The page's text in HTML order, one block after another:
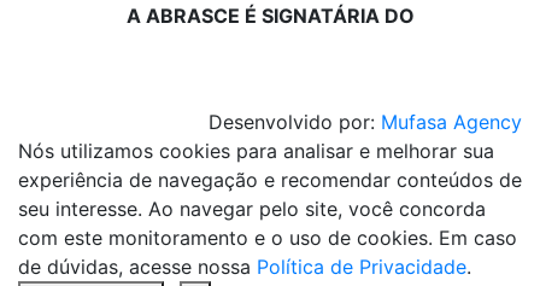
A ABRASCE É SIGNATÁRIA DO
Desenvolvido por: Mufasa Agency
Nós utilizamos cookies para analisar e melhorar sua
experiência de navegação e recomendar conteúdos de
seu interesse. Ao navegar pelo site, você concorda
com este monitoramento e o uso de cookies. Em caso
de dúvidas, acesse nossa Política de Privacidade.